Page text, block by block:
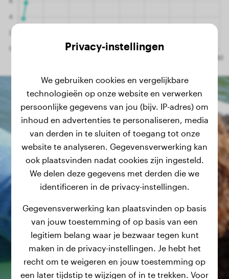
Privacy-instellingen
We gebruiken cookies en vergelijkbare
technologieën op onze website en verwerken
persoonlijke gegevens van jou (bijv. IP-adres) om
inhoud en advertenties te personaliseren, media
van derden in te sluiten of toegang tot onze
website te analyseren. Gegevensverwerking kan
ook plaatsvinden nadat cookies zijn ingesteld.
We delen deze gegevens met derden die we
identificeren in de privacy-instellingen.
Gegevensverwerking kan plaatsvinden op basis
van jouw toestemming of op basis van een
legitiem belang waar je bezwaar tegen kunt
maken in de privacy-instellingen. Je hebt het
recht om te weigeren en jouw toestemming op
een later tijdstip te wijzigen of in te trekken. Voor